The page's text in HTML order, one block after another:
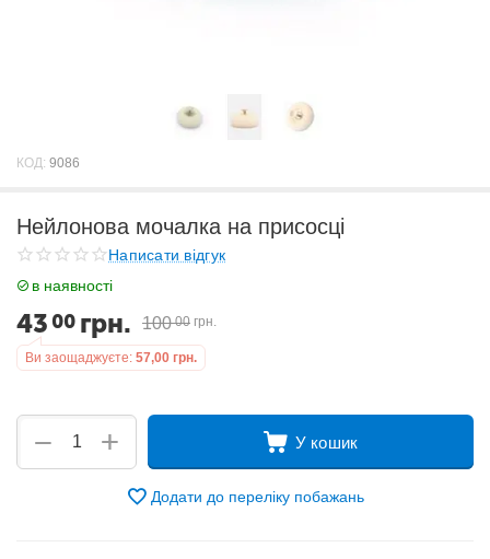
КОД: 9086
Нейлонова мочалка на присосці
Написати відгук
в наявності
43 00 грн. 100 00 грн.
Ви заощаджуєте: 57,00 грн.
+
− У кошик
Додати до переліку побажань